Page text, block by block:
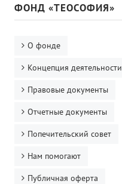
ФОНД «ТЕОСОФИЯ»
О фонде
Концепция деятельности
Правовые документы
Отчетные документы
Попечительский совет
Нам помогают
Публичная оферта